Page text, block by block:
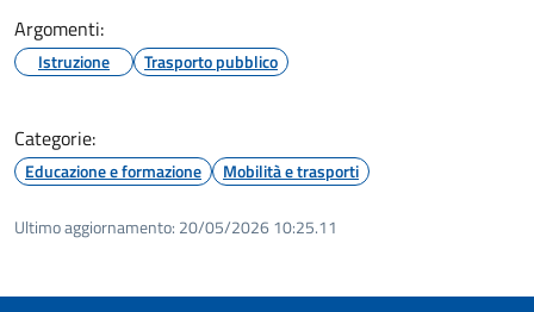
Argomenti:
Istruzione Trasporto pubblico
Categorie:
Educazione e formazione Mobilità e trasporti
Ultimo aggiornamento: 20/05/2026 10:25.11